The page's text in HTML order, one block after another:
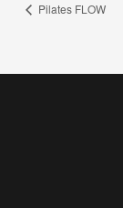
Pilates FLOW